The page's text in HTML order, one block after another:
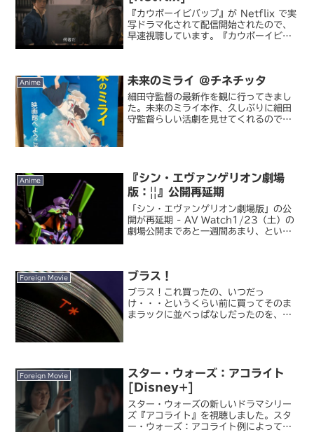
『カウボーイビバップ』が Netflix で実
写ドラマ化されて配信開始されたので、
早速視聴しています。『カウボーイビバ
作風、ディ...
Anime 未来のミライ @チネチッタ
細田守監督の最新作を観に行ってきまし
た。未来のミライ本作、久しぶりに細田
守監督らしい活劇を見せてくれるのでは
Anime
『シン・エヴァンゲリオン劇場
版：||』公開再延期
「シン・エヴァンゲリオン劇場版」の公
開が再延期 - AV Watch1/23（土）の
劇場公開まであと一週間あまり、という
の国...
Foreign Movie ブラス！
ブラス！これ買ったの、いつだっ
け・・・というくらい前に買ってそのま
まラックに並べっぱなしだったのを、よ
Foreign Movie
スター・ウォーズ：アコライト
[Disney+]
スター・ウォーズの新しいドラマシリー
ズ『アコライト』を視聴しました。スタ
ー・ウォーズ：アコライト例によって全